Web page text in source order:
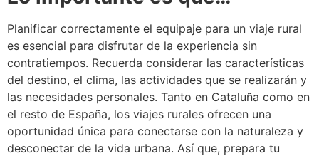
Planificar correctamente el equipaje para un viaje rural
es esencial para disfrutar de la experiencia sin
contratiempos. Recuerda considerar las características
del destino, el clima, las actividades que se realizarán y
las necesidades personales. Tanto en Cataluña como en
el resto de España, los viajes rurales ofrecen una
oportunidad única para conectarse con la naturaleza y
desconectar de la vida urbana. Así que, prepara tu